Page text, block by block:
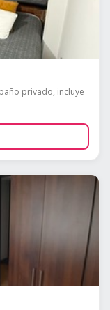
privado, incluye